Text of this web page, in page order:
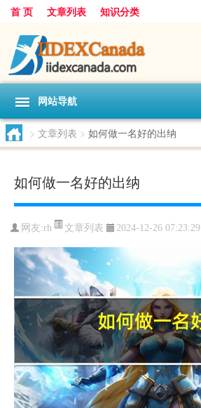
首 页 文章列表 知识分类
网站导航
> 文章列表 > 如何做一名好的出纳
如何做一名好的出纳
网友:rh 文章列表 2024-12-26 07:23:29